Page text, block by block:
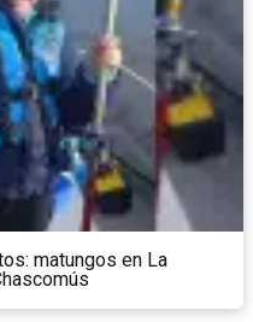
matungos en La